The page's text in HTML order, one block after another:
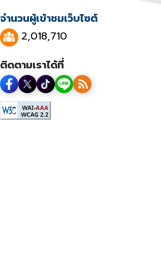
จำนวนผู้เข้าชมเว็บไซต์
2,018,710
ติดตามเราได้ที่